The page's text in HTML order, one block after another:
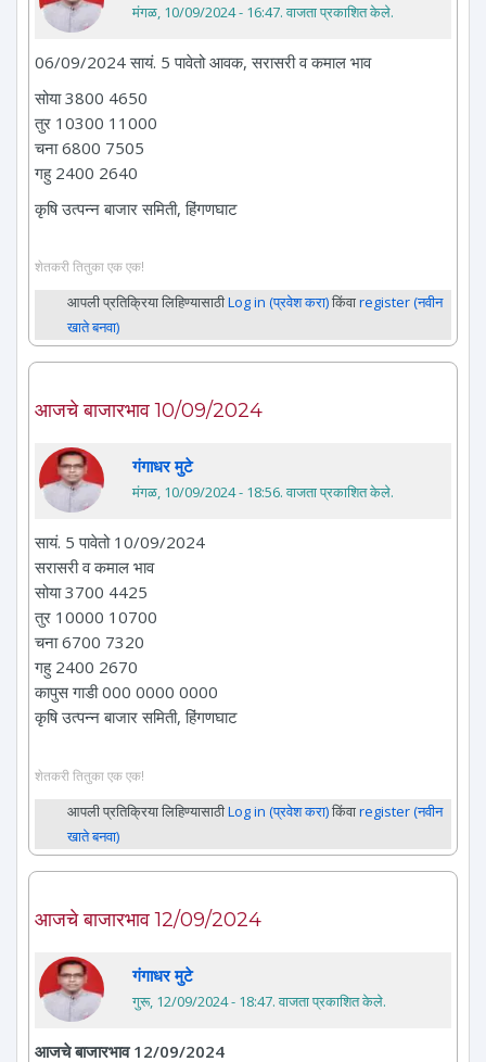
मंगळ, 10/09/2024 - 16:47. वाजता प्रकाशित केले.
06/09/2024 सायं. 5 पावेतो आवक, सरासरी व कमाल भाव
सोया 3800 4650
तुर 10300 11000
चना 6800 7505
गहु 2400 2640
कृषि उत्पन्न बाजार समिती, हिंगणघाट
शेतकरी तितुका एक एक!
आपली प्रतिक्रिया लिहिण्यासाठीLog in (प्रवेश करा)किंवाregister (नवीन
खाते बनवा)
आजचे बाजारभाव 10/09/2024
गंगाधर मुटे
मंगळ, 10/09/2024 - 18:56. वाजता प्रकाशित केले.
सायं. 5 पावेतो 10/09/2024
सरासरी व कमाल भाव
सोया 3700 4425
तुर 10000 10700
चना 6700 7320
गहु 2400 2670
कापुस गाडी 000 0000 0000
कृषि उत्पन्न बाजार समिती, हिंगणघाट
शेतकरी तितुका एक एक!
आपली प्रतिक्रिया लिहिण्यासाठीLog in (प्रवेश करा)किंवाregister (नवीन
खाते बनवा)
आजचे बाजारभाव 12/09/2024
गंगाधर मुटे
गुरू, 12/09/2024 - 18:47. वाजता प्रकाशित केले.
आजचे बाजारभाव 12/09/2024